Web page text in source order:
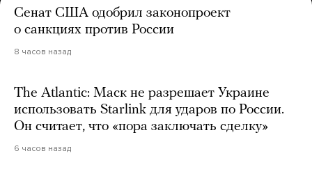
Сенат США одобрил законопроект
о санкциях против России
8 часов назад
The Atlantic: Маск не разрешает Украине
использовать Starlink для ударов по России.
Он считает, что «пора заключать сделку»
6 часов назад